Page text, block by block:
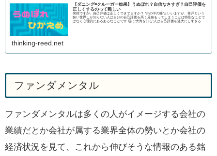
【ダニング=クルーガー効果】うぬぼれ？自信なさすぎ？自己評価を
正しくするのって難しい
突然ですが、自己評価は正しくできてますか？ ”井の中の蛙”といいますが、井戸という
狭い世界しか知らない人は自分の自己評価を高く見積もってしまうことは特別なことで
はなく心理的にあるあるなことです 逆に”大海を知る”人は自己評価を過大にしすぎる
thinking-reed.net
ファンダメンタル
ファンダメンタルは多くの人がイメージする会社の
業績だとか会社が属する業界全体の勢いとか会社の
経済状況を見て、これから伸びそうな情報のある銘